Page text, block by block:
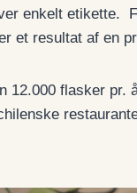
enkelt etikette.
et resultat af en
12.000 flasker